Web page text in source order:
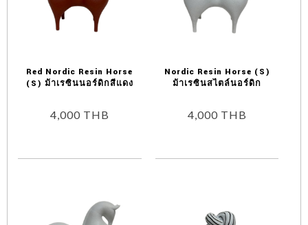
Red Nordic Resin Horse
(S) ม้าเรซินนอร์ดิกสีแดง
4,000 THB
Nordic Resin Horse (S)
ม้าเรซินสไตล์นอร์ดิก
4,000 THB